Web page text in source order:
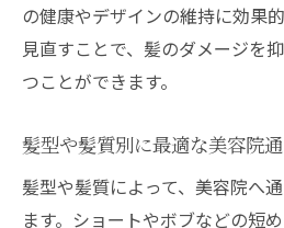
の健康やデザインの維持に効果
見直すことで、髪のダメージを
つことができます。
髪型や髪質別に最適な美容院
髪型や髪質によって、美容院へ
ます。ショートやボブなどの短